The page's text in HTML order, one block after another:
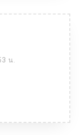
น.